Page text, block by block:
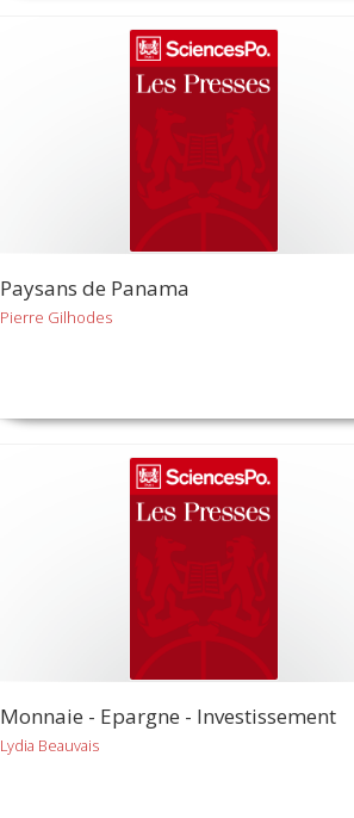
Paysans de Panama
Pierre Gilhodes
Monnaie - Epargne - Investissement
Lydia Beauvais